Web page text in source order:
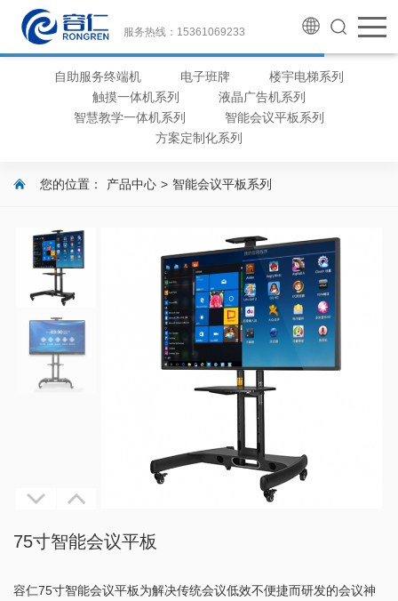
服务热线：15361069233
自助服务终端机 电子班牌
楼宇电梯系列
触摸一体机系列
液晶广告机系列
智慧教学一体机系列
智能会议平板系列
方案定制化系列
您的位置： 产品中心 > 智能会议平板系列
75寸智能会议平板
容仁75寸智能会议平板为解决传统会议低效不便捷而研发的会议神